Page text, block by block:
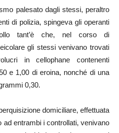
palesato dagli stessi, peraltro
di polizia, spingeva gli operanti
tant’è che, nel corso di
gli stessi venivano trovati
in cellophane contenenti
e 1,00 di eroina, nonché di una
0,30.
domiciliare, effettuata
ad entrambi i controllati, venivano